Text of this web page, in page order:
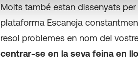
Molts també estan dissenyats
plataforma Escaneja
resol problemes en nom del
centrar-se en la seva feina en